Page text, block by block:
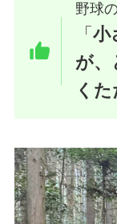
野球
「小
が、
く